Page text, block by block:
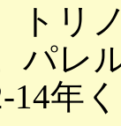
トリ
パレ
14年